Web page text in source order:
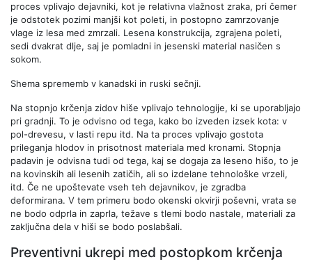
proces vplivajo dejavniki, kot je relativna vlažnost zraka, pri čemer
je odstotek pozimi manjši kot poleti, in postopno zamrzovanje
vlage iz lesa med zmrzali. Lesena konstrukcija, zgrajena poleti,
sedi dvakrat dlje, saj je pomladni in jesenski material nasičen s
sokom.
Shema sprememb v kanadski in ruski sečnji.
Na stopnjo krčenja zidov hiše vplivajo tehnologije, ki se uporabljajo
pri gradnji. To je odvisno od tega, kako bo izveden izsek kota: v
pol-drevesu, v lasti repu itd. Na ta proces vplivajo gostota
prileganja hlodov in prisotnost materiala med kronami. Stopnja
padavin je odvisna tudi od tega, kaj se dogaja za leseno hišo, to je
na kovinskih ali lesenih zatičih, ali so izdelane tehnološke vrzeli,
itd. Če ne upoštevate vseh teh dejavnikov, je zgradba
deformirana. V tem primeru bodo okenski okvirji poševni, vrata se
ne bodo odprla in zaprla, težave s tlemi bodo nastale, materiali za
zaključna dela v hiši se bodo poslabšali.
Preventivni ukrepi med postopkom krčenja